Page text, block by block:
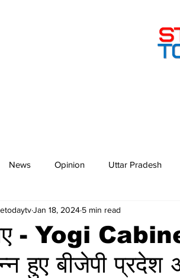
News Opinion Uttar Pradesh
- Yogi
हुए बीजेपी प्रदेश
Jan 18, 2024 5 min read